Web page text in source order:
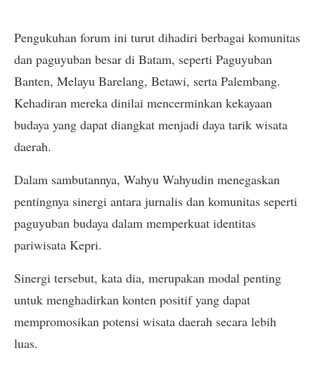
Pengukuhan forum ini turut dihadiri berbagai komunitas
dan paguyuban besar di Batam, seperti Paguyuban
Banten, Melayu Barelang, Betawi, serta Palembang.
Kehadiran mereka dinilai mencerminkan kekayaan
budaya yang dapat diangkat menjadi daya tarik wisata
daerah.
Dalam sambutannya, Wahyu Wahyudin menegaskan
pentingnya sinergi antara jurnalis dan komunitas seperti
paguyuban budaya dalam memperkuat identitas
pariwisata Kepri.
Sinergi tersebut, kata dia, merupakan modal penting
untuk menghadirkan konten positif yang dapat
mempromosikan potensi wisata daerah secara lebih
luas.